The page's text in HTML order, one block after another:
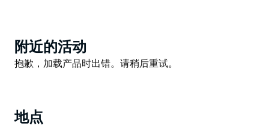
Product
List
附近的活动
Product
抱歉，加载产品时出错。请稍后重试。
地点